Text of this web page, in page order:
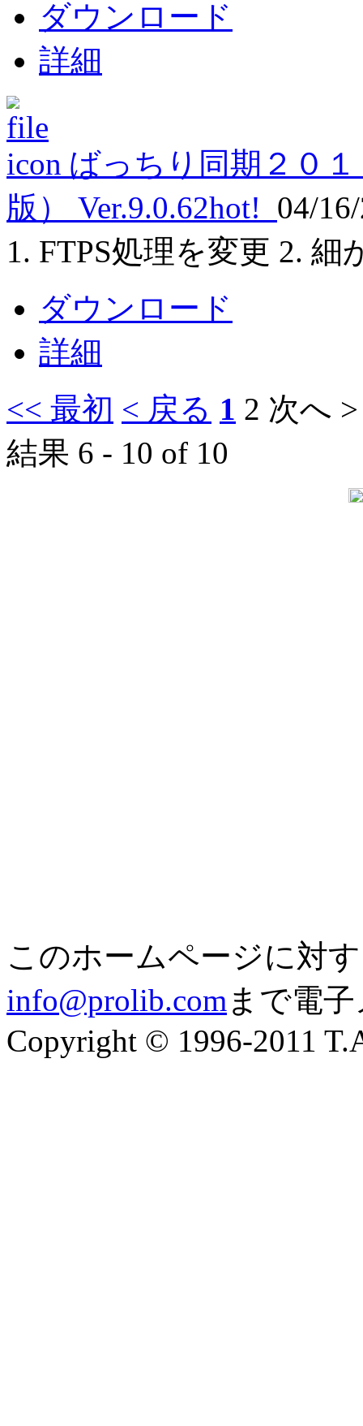
ダウンロード
詳細
ばっちり同期２０
版） Ver.9.0.62hot! 04/
1. FTPS処理を変更 2. 細
ダウンロード
詳細
<< 最初 < 戻る 1 2 次へ >
結果 6 - 10 of 10
このホームページに対
info@prolib.comまで電
Copyright © 1996-2011